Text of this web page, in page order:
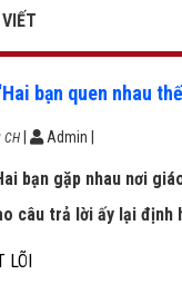
bạn quen nhau
Admin
bạn gặp nhau nơi
câu trả lời ấy lại định
LÕI